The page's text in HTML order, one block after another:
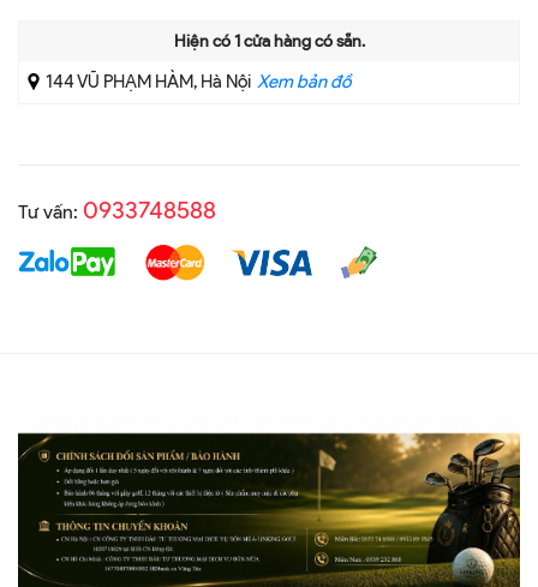
Hiện có1cửa hàng có sẵn.
144 VŨ PHẠM HÀM, Hà Nội Xem bản đồ
Tư vấn: 0933748588